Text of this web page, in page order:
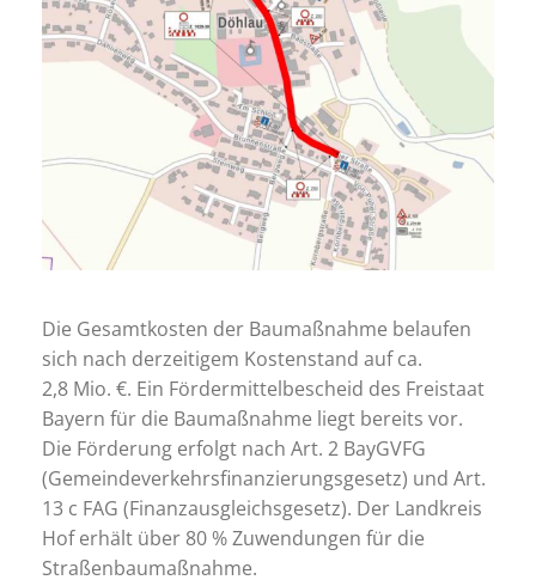
Die Gesamtkosten der Baumaßnahme belaufen
sich nach derzeitigem Kostenstand auf ca.
2,8 Mio. €. Ein Fördermittelbescheid des Freistaat
Bayern für die Baumaßnahme liegt bereits vor.
Die Förderung erfolgt nach Art. 2 BayGVFG
(Gemeindeverkehrsfinanzierungsgesetz) und Art.
13 c FAG (Finanzausgleichsgesetz). Der Landkreis
Hof erhält über 80 % Zuwendungen für die
Straßenbaumaßnahme.